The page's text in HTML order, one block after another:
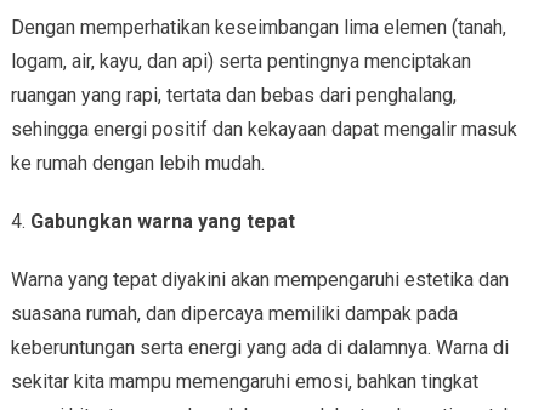
Dengan memperhatikan keseimbangan lima elemen (tanah,
logam, air, kayu, dan api) serta pentingnya menciptakan
ruangan yang rapi, tertata dan bebas dari penghalang,
sehingga energi positif dan kekayaan dapat mengalir masuk
ke rumah dengan lebih mudah.
4. Gabungkan warna yang tepat
Warna yang tepat diyakini akan mempengaruhi estetika dan
suasana rumah, dan dipercaya memiliki dampak pada
keberuntungan serta energi yang ada di dalamnya. Warna di
sekitar kita mampu memengaruhi emosi, bahkan tingkat